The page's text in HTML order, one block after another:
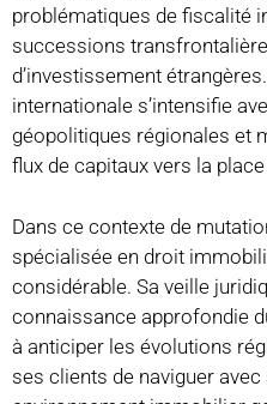
problématiques de fiscalité
successions
d’investissement
internationale s’intensifie
géopolitiques régionales et
flux de capitaux vers la
Dans ce contexte de
spécialisée en droit
considérable. Sa veille
connaissance approfondie
à anticiper les évolutions
ses clients de naviguer